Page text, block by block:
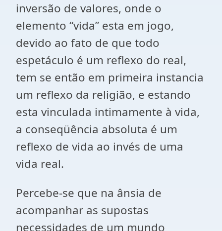
inversão de valores, onde o
elemento “vida” esta em jogo,
devido ao fato de que todo
espetáculo é um reflexo do real,
tem se então em primeira instancia
um reflexo da religião, e estando
esta vinculada intimamente à vida,
a conseqüência absoluta é um
reflexo de vida ao invés de uma
vida real.
Percebe-se que na ânsia de
acompanhar as supostas
necessidades de um mundo